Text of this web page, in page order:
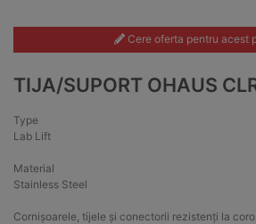
Cere oferta pentru acest
TIJA/SUPORT OHAUS
Type
Lab Lift
Material
Stainless Steel
Cornișoarele, tijele și conectorii rezistenți la